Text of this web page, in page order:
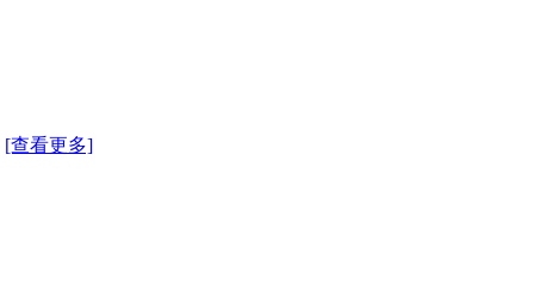
[查看更多]